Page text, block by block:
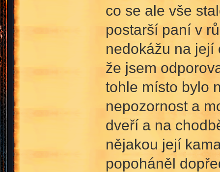
co se ale vše
postarší paní v
nedokážu na její
že jsem
tohle místo bylo
nepozornost a
dveří a na
nějakou její
popoháněl